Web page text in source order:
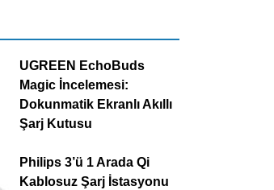
UGREEN EchoBuds
Magic İncelemesi:
Dokunmatik Ekranlı Akıllı
Şarj Kutusu
Philips 3’ü 1 Arada Qi
Kablosuz Şarj İstasyonu